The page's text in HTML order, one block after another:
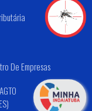
De Empresas